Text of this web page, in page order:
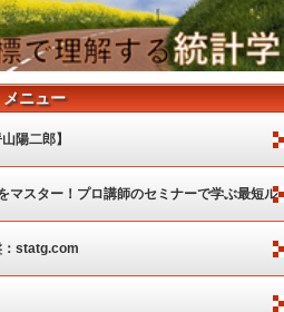
メニュー
陽二郎】
マスター！プロ講師のセミナーで学ぶ最短ル
：statg.com